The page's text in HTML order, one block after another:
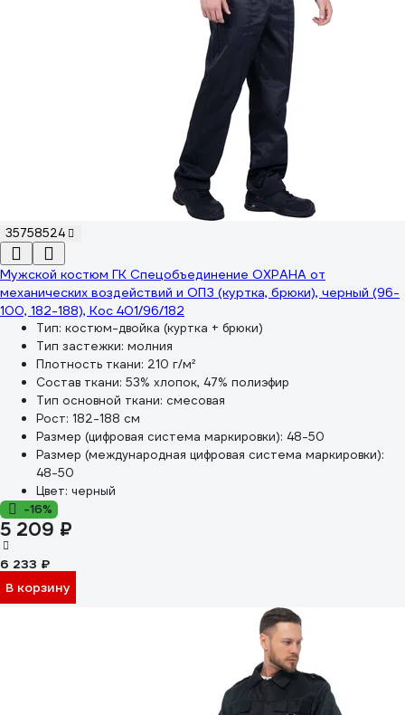
35758524
Мужской костюм ГК Спецобъединение ОХРАНА от
механических воздействий и ОПЗ (куртка, брюки), черный (96-
100, 182-188), Кос 401/96/182
Тип: костюм-двойка (куртка + брюки)
Тип застежки: молния
Плотность ткани: 210 г/м²
Состав ткани: 53% хлопок, 47% полиэфир
Тип основной ткани: смесовая
Рост: 182-188 см
Размер (цифровая система маркировки): 48-50
Размер (международная цифровая система маркировки):
48-50
Цвет: черный
-16%
5 209 ₽
6 233 ₽
В корзину